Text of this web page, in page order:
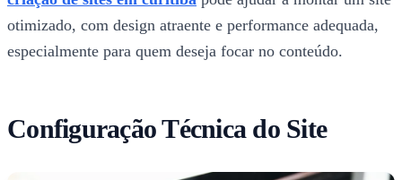
otimizado, com design atraente e performance adequada,
especialmente para quem deseja focar no conteúdo.
Configuração Técnica do Site